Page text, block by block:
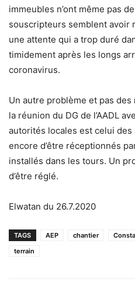
immeubles n’ont même pas
souscripteurs semblent avoir
une attente qui a trop duré
timidement après les longs
coronavirus.
Un autre problème et pas
la réunion du DG de l’AADL
autorités locales est celui
encore d’être réceptionnés
installés dans les tours. Un
d’être réglé.
Elwatan du 26.7.2020
TAGS AEP chantier
terrain